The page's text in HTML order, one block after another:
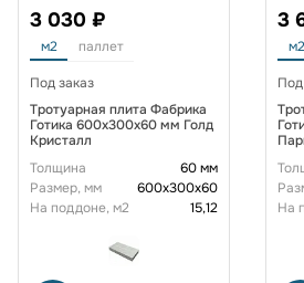
3 030 ₽
м2 паллет
Под заказ
Тротуарная плита Фабрика
Готика 600х300х60 мм Голд
Кристалл
Толщина
60 мм
Размер, мм
600х300х60
На поддоне, м2
15,12
3
м2
Под
На